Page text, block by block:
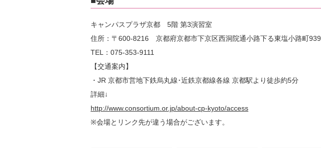
キャンパスプラザ京都 5階 第3演習室
住所：〒600-8216 京都府京都市下京区西洞院通小路下る東塩小路町939
TEL：075-353-9111
【交通案内】
・JR 京都市営地下鉄烏丸線･近鉄京都線各線 京都駅より徒歩約5分
詳細↓
http://www.consortium.or.jp/about-cp-kyoto/access
※会場とリンク先が違う場合がございます。